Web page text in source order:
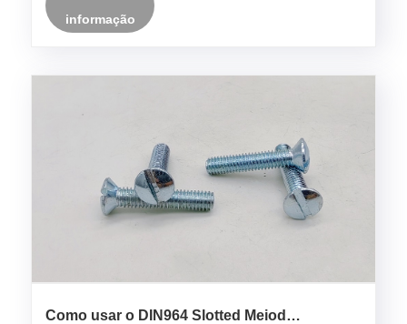
informação
Como usar o DIN964 Slotted Meiod